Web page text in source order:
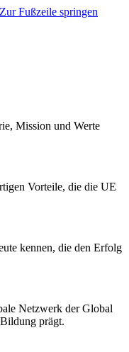
Zur Fußzeile springen
Mission und Werte
Vorteile, die die UE
kennen, die den Erfolg
Netzwerk der Global
prägt.